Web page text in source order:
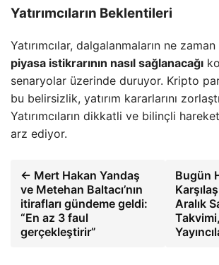
Yatırımcıların Beklentileri
Yatırımcılar, dalgalanmaların ne
piyasa istikrarının nasıl sağlanacağı
senaryolar üzerinde duruyor. Kripto
bu belirsizlik, yatırım kararlarını
Yatırımcıların dikkatli ve bilinçli
arz ediyor.
← Mert Hakan Yandaş
ve Metehan Baltacı’nın
itirafları gündeme geldi:
“En az 3 faul
gerçekleştirir”
Bugün
Aralık